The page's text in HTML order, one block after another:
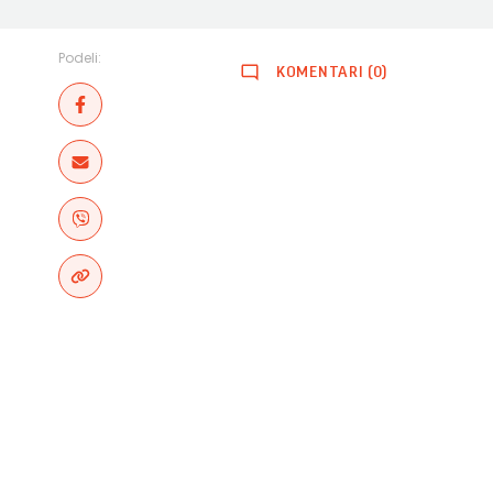
Podeli:
KOMENTARI (0)